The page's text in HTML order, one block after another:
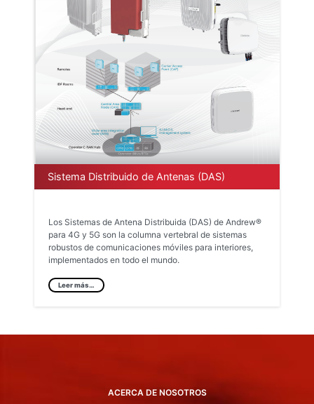
Sistema Distribuido de Antenas (DAS)
Los Sistemas de Antena Distribuida (DAS) de Andrew®
para 4G y 5G son la columna vertebral de sistemas
robustos de comunicaciones móviles para interiores,
implementados en todo el mundo.
Leer más…
ACERCA DE NOSOTROS